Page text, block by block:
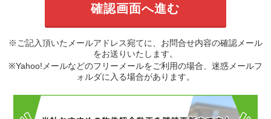
※ご記入頂いたメールアドレス宛てに、お問合せ内容の確認メール
をお送りいたします。
※Yahoo!メールなどのフリーメールをご利用の場合、迷惑メールフ
ォルダに入る場合があります。